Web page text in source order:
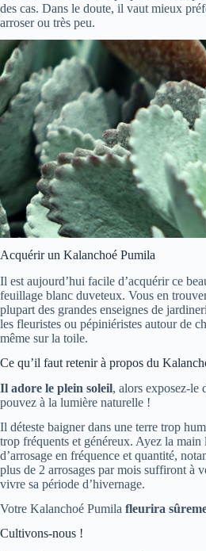
des cas. Dans le doute, il vaut mieux
arroser ou très peu.
Acquérir un Kalanchoé Pumila
Il est aujourd’hui facile d’acquérir ce
feuillage blanc duveteux. Vous en
plupart des grandes enseignes de
les fleuristes ou pépiniéristes autour de
même sur la toile.
Ce qu’il faut retenir à propos du
Il adore le plein soleil, alors exposez-le
pouvez à la lumière naturelle !
Il déteste baigner dans une terre trop
trop fréquents et généreux. Ayez la main
d’arrosage en fréquence et quantité,
plus de 2 arrosages par mois suffiront à
vivre sa période d’hivernage.
Votre Kalanchoé Pumila fleurira
Cultivons-nous !